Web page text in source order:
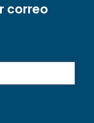
correo